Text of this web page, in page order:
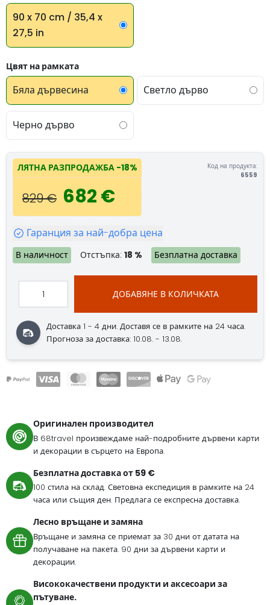
90 x 70 cm / 35,4 x
27,5 in
Цвят на рамката
Бяла дървесина Светло дърво
Черно дърво
ЛЯТНА РАЗПРОДАЖБА -18%
829 € 682 €
Код на продукта:
6559
Гаранция за най-добра цена
В наличност Отстъпка: 18 % Безплатна доставка
ДОБАВЯНЕ В КОЛИЧКАТА
Доставка 1 - 4 дни.Доставя се в рамките на 24 часа.
Прогноза за доставка: 10.08. - 13.08.
Оригинален производител
В 68travel произвеждаме най-подробните дървени карти
и декорации в сърцето на Европа.
Безплатна доставка от 59 €
100 стила на склад. Световна експедиция в рамките на 24
часа или същия ден. Предлага се експресна доставка.
Лесно връщане и замяна
Връщане и замяна се приемат за 30 дни от датата на
получаване на пакета. 90 дни за дървени карти и
декорации.
Висококачествени продукти и аксесоари за
пътуване.